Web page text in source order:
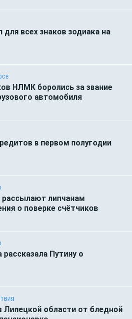
всех знаков зодиака на
НЛМК боролись за звание
автомобиля
в первом полугодии
липчанам
о поверке счётчиков
Путину о
Липецкой области от бледной